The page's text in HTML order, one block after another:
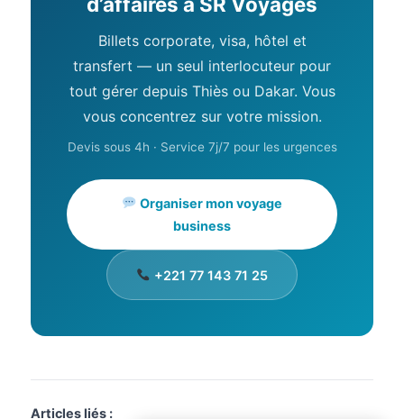
Billets corporate, visa, hôtel et
transfert — un seul interlocuteur pour
tout gérer depuis Thiès ou Dakar. Vous
vous concentrez sur votre mission.
Devis sous 4h · Service 7j/7 pour les urgences
Organiser mon voyage
business
+221 77 143 71 25
Articles liés :
Assistant SR Voyages
Disponible • Thiès & Dakar